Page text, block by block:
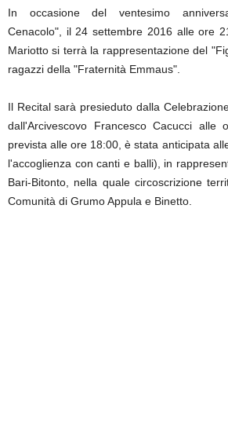
In occasione del ventesimo
Cenacolo", il 24 settembre 2016 alle ore
Mariotto si terrà la rappresentazione del
ragazzi della "Fraternità Emmaus".
Il Recital sarà presieduto dalla
dall'Arcivescovo Francesco Cacucci alle
prevista alle ore 18:00, è stata anticipata
l'accoglienza con canti e balli), in
Bari-Bitonto, nella quale circoscrizione
Comunità di Grumo Appula e Binetto.